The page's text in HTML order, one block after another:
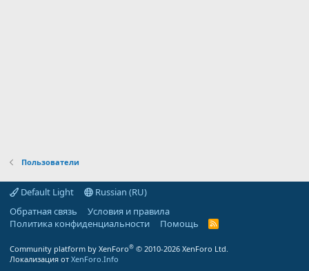
Пользователи
Default Light
Russian (RU)
Обратная связь
Условия и правила
Политика конфиденциальности
Помощь
R
Community platform by XenForo® © 2010-2026 XenForo Ltd.
Локализация от XenForo.Info